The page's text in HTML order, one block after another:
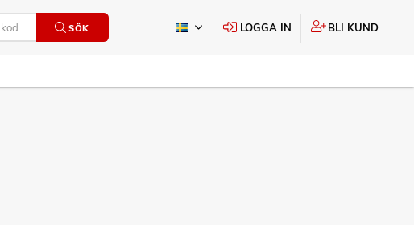
SÖK LOGGA IN BLI KUND